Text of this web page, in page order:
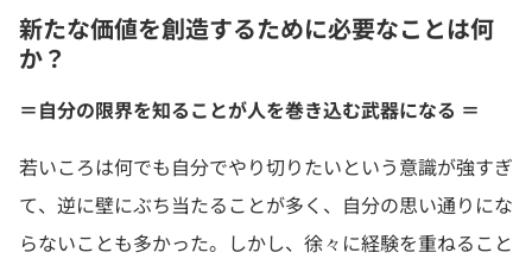
新たな価値を創造するために必要なことは何
か？
＝自分の限界を知ることが人を巻き込む武器になる ＝
若いころは何でも自分でやり切りたいという意識が強すぎ
て、逆に壁にぶち当たることが多く、自分の思い通りにな
らないことも多かった。しかし、徐々に経験を重ねること